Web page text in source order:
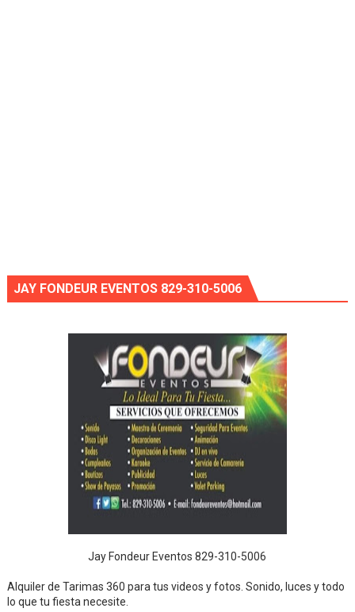
JAY FONDEUR EVENTOS 829-310-5006
Jay Fondeur Eventos 829-310-5006
Alquiler de Tarimas 360 para tus videos y fotos. Sonido, luces y todo
lo que tu fiesta necesite.